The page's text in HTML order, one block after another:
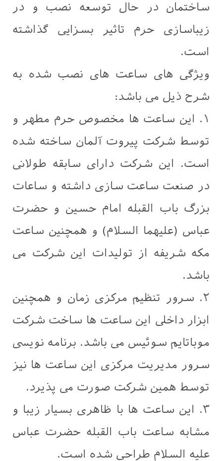
ساختمان در حال توسعه نصب و در
زیباسازی حرم تاثیر بسزایی گذاشته
است.
ویژگی های ساعت های نصب شده به
شرح ذیل می باشد:
۱. این ساعت ها مخصوص حرم مطهر و
توسط شرکت پیروت آلمان ساخته شده
است. این شرکت دارای سابقه طولانی
در صنعت ساعت سازی داشته و ساعات
بزرگ‌ باب القبله امام حسین و حضرت
عباس (علیهما السلام) و همچنین ساعت
مکه شریفه از تولیدات این شرکت می
باشد.
۲. سرور تنظیم مرکزی زمان و همچنین
ابزار داخلی این ساعت ها ساخت شرکت
موباتایم سوئیس می باشد. برنامه نویسی
سرور مدیریت مرکزی این ساعت ها نیز
توسط همین شرکت صورت می پذیرد.
۳. این ساعت ها با ظاهری بسیار زیبا و
مشابه ساعت باب القبله حضرت عباس
علیه السلام طراحی شده است.